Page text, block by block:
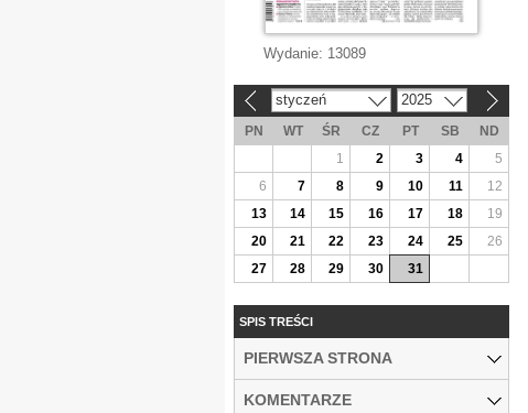
Wydanie: 13089
styczeń 2025
PN WT ŚR CZ PT SB
ND
1
2 3 4
5
6
7 8 9 10 11
12
13
14 15 16 17 18
19
20
21 22 23 24 25
26
27
28 29 30 31
SPIS TREŚCI
PIERWSZA STRONA
KOMENTARZE